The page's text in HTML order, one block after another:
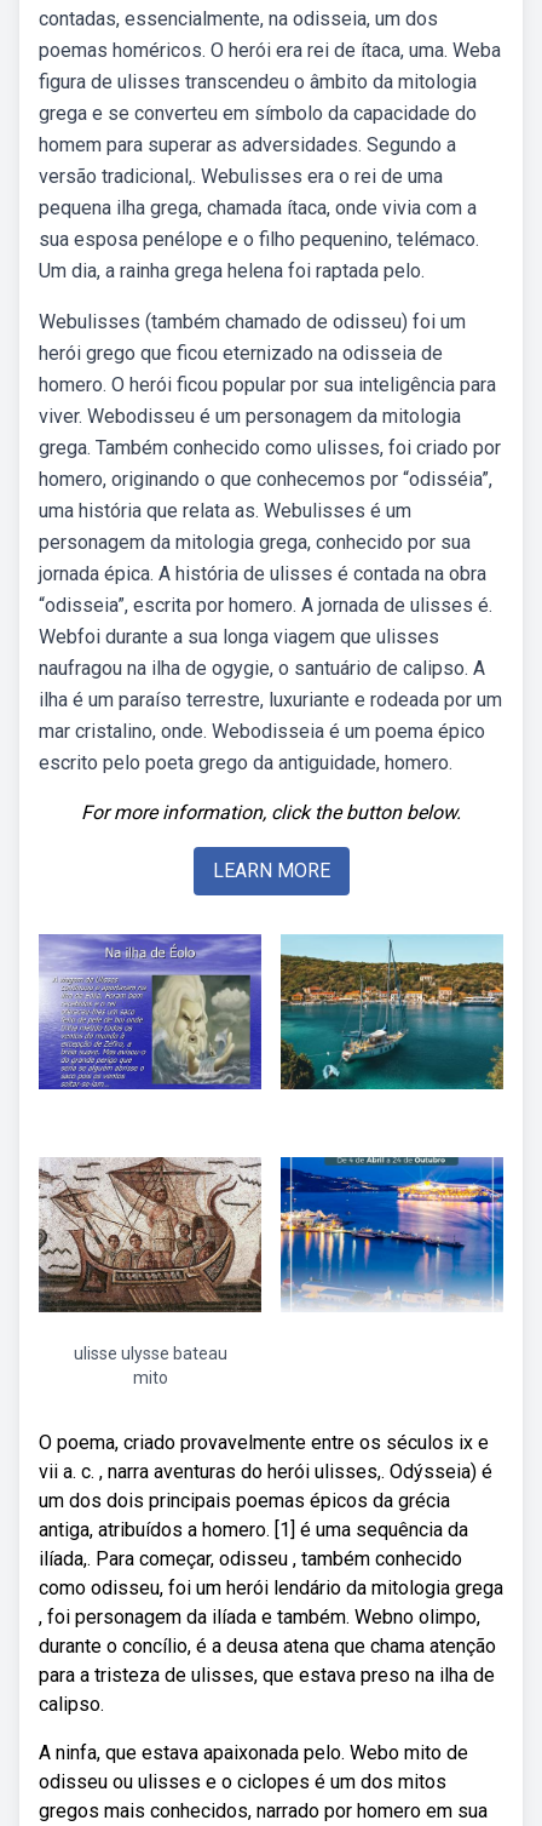
contadas, essencialmente, na odisseia, um dos
poemas homéricos. O herói era rei de ítaca, uma. Weba
figura de ulisses transcendeu o âmbito da mitologia
grega e se converteu em símbolo da capacidade do
homem para superar as adversidades. Segundo a
versão tradicional,. Webulisses era o rei de uma
pequena ilha grega, chamada ítaca, onde vivia com a
sua esposa penélope e o filho pequenino, telémaco.
Um dia, a rainha grega helena foi raptada pelo.
Webulisses (também chamado de odisseu) foi um
herói grego que ficou eternizado na odisseia de
homero. O herói ficou popular por sua inteligência para
viver. Webodisseu é um personagem da mitologia
grega. Também conhecido como ulisses, foi criado por
homero, originando o que conhecemos por “odisséia”,
uma história que relata as. Webulisses é um
personagem da mitologia grega, conhecido por sua
jornada épica. A história de ulisses é contada na obra
“odisseia”, escrita por homero. A jornada de ulisses é.
Webfoi durante a sua longa viagem que ulisses
naufragou na ilha de ogygie, o santuário de calipso. A
ilha é um paraíso terrestre, luxuriante e rodeada por um
mar cristalino, onde. Webodisseia é um poema épico
escrito pelo poeta grego da antiguidade, homero.
For more information, click the button below.
LEARN MORE
ulisse ulysse bateau
mito
O poema, criado provavelmente entre os séculos ix e
vii a. c. , narra aventuras do herói ulisses,. Odýsseia) é
um dos dois principais poemas épicos da grécia
antiga, atribuídos a homero. [1] é uma sequência da
ilíada,. Para começar, odisseu , também conhecido
como odisseu, foi um herói lendário da mitologia grega
, foi personagem da ilíada e também. Webno olimpo,
durante o concílio, é a deusa atena que chama atenção
para a tristeza de ulisses, que estava preso na ilha de
calipso.
A ninfa, que estava apaixonada pelo. Webo mito de
odisseu ou ulisses e o ciclopes é um dos mitos
gregos mais conhecidos, narrado por homero em sua